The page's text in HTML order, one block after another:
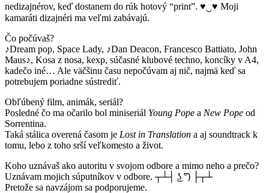
nedizajnérov, keď dostanem do rúk hotový “print”. ♥‿♥ Moji
kamaráti dizajnéri ma veľmi zabávajú.
Čo počúvaš?
♪Dream pop, Space Lady, ♪Dan Deacon, Francesco Battiato, John
Maus♪, Kosa z nosa, kexp, súčasné klubové techno, koncíky v A4,
kadečo iné… Ale väčšinu času nepočúvam aj nič, najmä keď sa
potrebujem poriadne sústrediť.
Obľúbený film, animák, seriál?
Posledné čo ma očarilo bol miniseriál Young Pope a New Pope od
Sorrentina.
Taká stálica overená časom je Lost in Translation a aj soundtrack k
tomu, lebo z toho srší veľkomesto a život.
Koho uznávaš ako autoritu v svojom odbore a mimo neho a prečo?
Uznávam mojich súputníkov v odbore. ┬┴┤ ͜ʖ ͡°) ├┬┴
Pretože sa navzájom sa podporujeme.